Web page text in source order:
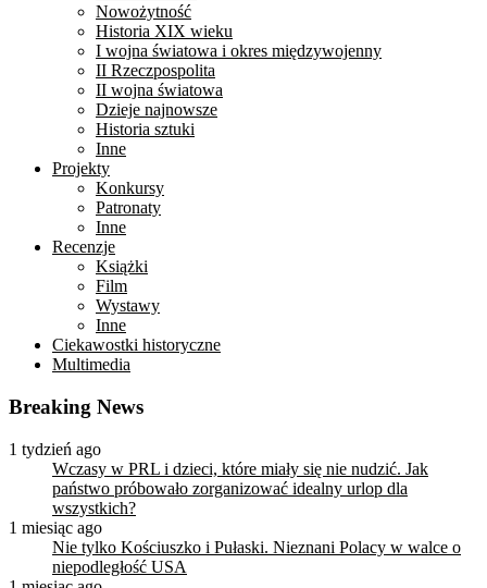
Nowożytność
Historia XIX wieku
I wojna światowa i okres międzywojenny
II Rzeczpospolita
II wojna światowa
Dzieje najnowsze
Historia sztuki
Inne
Projekty
Konkursy
Patronaty
Inne
Recenzje
Książki
Film
Wystawy
Inne
Ciekawostki historyczne
Multimedia
Breaking News
1 tydzień ago
Wczasy w PRL i dzieci, które miały się nie nudzić. Jak
państwo próbowało zorganizować idealny urlop dla
wszystkich?
1 miesiąc ago
Nie tylko Kościuszko i Pułaski. Nieznani Polacy w walce o
niepodległość USA